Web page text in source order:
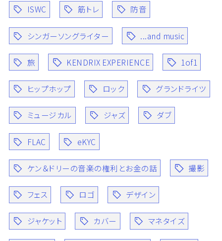
ISWC 筋トレ 防音
シンガーソングライター ...and music
旅 KENDRIX EXPERIENCE 1of1
ヒップホップ ロック グランドライツ
ミュージカル ジャズ ダブ
FLAC eKYC
ケン＆ドリーの音楽の権利とお金の話 撮影
フェス ロゴ デザイン
ジャケット カバー マネタイズ